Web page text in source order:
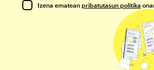
Izena ematean pribatutasun politika